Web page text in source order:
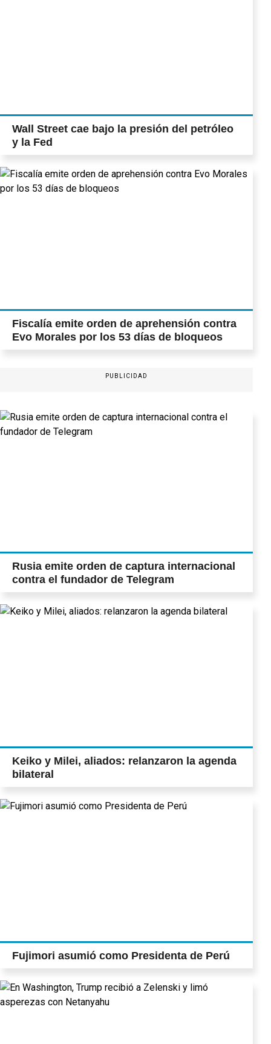
Wall Street cae bajo la presión del petróleo
y la Fed
Fiscalía emite orden de aprehensión contra
Evo Morales por los 53 días de bloqueos
PUBLICIDAD
Rusia emite orden de captura internacional
contra el fundador de Telegram
Keiko y Milei, aliados: relanzaron la agenda
bilateral
Fujimori asumió como Presidenta de Perú